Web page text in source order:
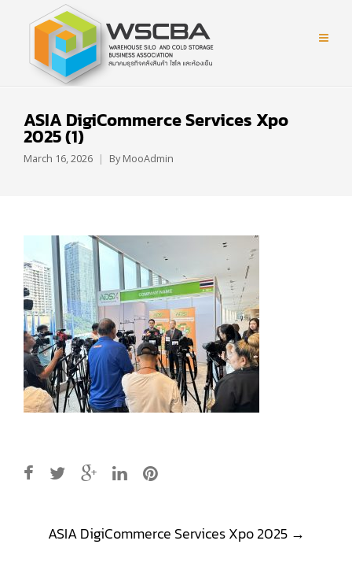
ASIA DigiCommerce Services Xpo
2025 (1)
March 16, 2026 By MooAdmin
Post
navigation
ASIA DigiCommerce Services Xpo 2025 →